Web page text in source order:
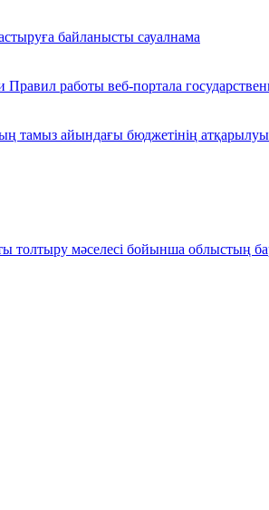
байланысты сауалнама
работы веб-портала
айындағы бюджетінің атқарылуы
мәселесі бойынша облыстың